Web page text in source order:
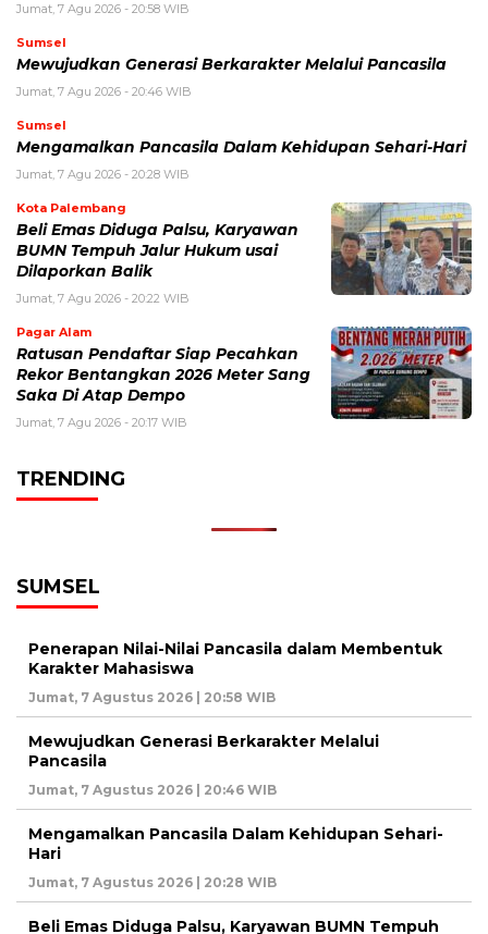
Jumat, 7 Agu 2026 - 20:58 WIB
Sumsel
Mewujudkan Generasi Berkarakter Melalui Pancasila
Jumat, 7 Agu 2026 - 20:46 WIB
Sumsel
Mengamalkan Pancasila Dalam Kehidupan Sehari-Hari
Jumat, 7 Agu 2026 - 20:28 WIB
Kota Palembang
Beli Emas Diduga Palsu, Karyawan
BUMN Tempuh Jalur Hukum usai
Dilaporkan Balik
Jumat, 7 Agu 2026 - 20:22 WIB
Pagar Alam
Ratusan Pendaftar Siap Pecahkan
Rekor Bentangkan 2026 Meter Sang
Saka Di Atap Dempo
Jumat, 7 Agu 2026 - 20:17 WIB
TRENDING
SUMSEL
Penerapan Nilai-Nilai Pancasila dalam Membentuk
Karakter Mahasiswa
Jumat, 7 Agustus 2026 | 20:58 WIB
Mewujudkan Generasi Berkarakter Melalui
Pancasila
Jumat, 7 Agustus 2026 | 20:46 WIB
Mengamalkan Pancasila Dalam Kehidupan Sehari-
Hari
Jumat, 7 Agustus 2026 | 20:28 WIB
Beli Emas Diduga Palsu, Karyawan BUMN Tempuh